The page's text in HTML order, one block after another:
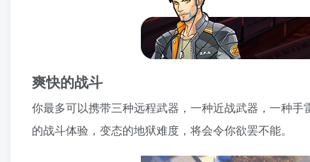
爽快的战斗
你最多可以携带三种远程武器，一种近战武器，一种
的战斗体验，变态的地狱难度，将会令你欲罢不能。